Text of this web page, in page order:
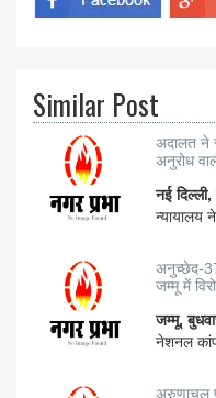
Similar Post
अदालत ने
अनुरोध
नई
अनुच्छेद-
जम्मू में
जम्मू,
नेशनल
अरुणाचल